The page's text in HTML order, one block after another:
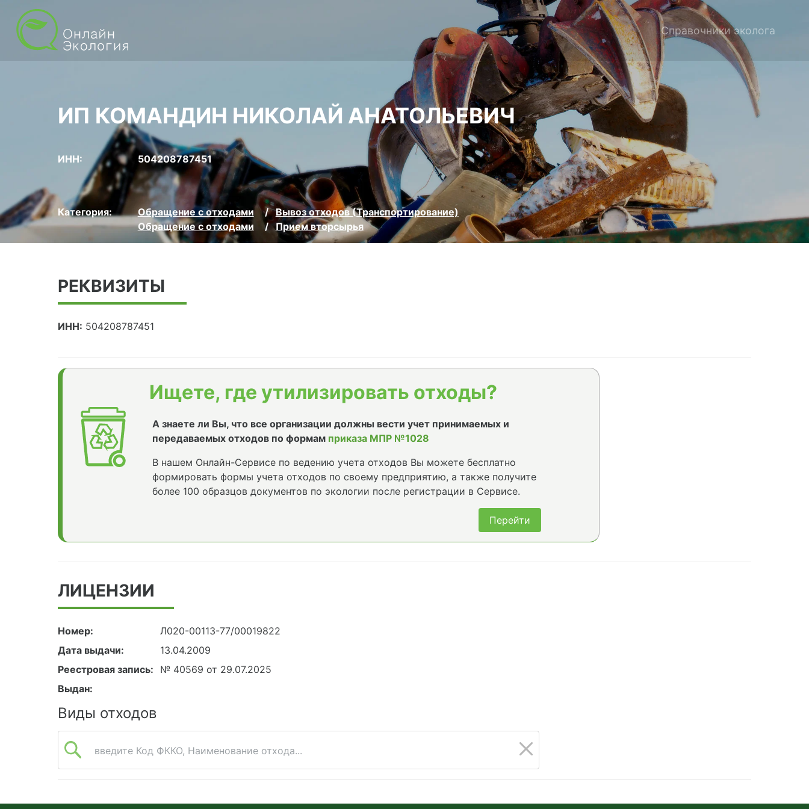
Справочники эколога
ИП КОМАНДИН НИКОЛАЙ АНАТОЛЬЕВИЧ
ИНН: 504208787451
Категория: Обращение с отходами
Вывоз отходов (Транспортирование)
Обращение с отходами
Прием вторсырья
РЕКВИЗИТЫ
ИНН: 504208787451
Ищете, где утилизировать отходы?
А знаете ли Вы, что все организации должны вести учет принимаемых и
передаваемых отходов по формам приказа МПР №1028
В нашем Онлайн-Сервисе по ведению учета отходов Вы можете бесплатно
формировать формы учета отходов по своему предприятию, а также получите
более 100 образцов документов по экологии после регистрации в Сервисе.
Перейти
ЛИЦЕНЗИИ
Номер:
Л020-00113-77/00019822
Дата выдачи:
13.04.2009
Реестровая запись:
№ 40569 от 29.07.2025
Выдан:
Виды отходов
введите Код ФККО, Наименование отхода...